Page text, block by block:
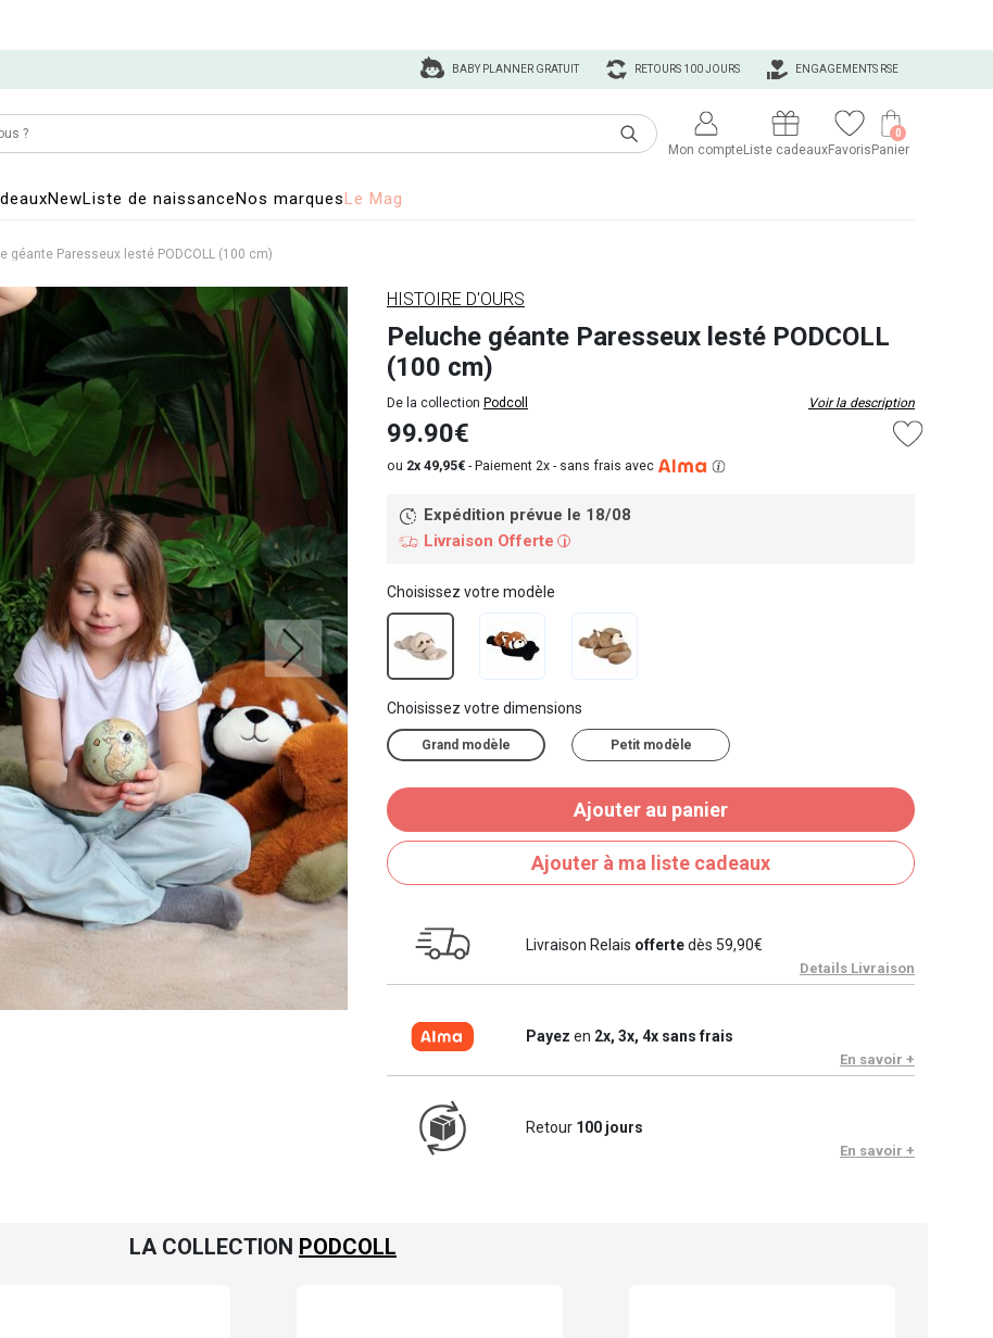
ENGAGEMENTS RSE
RETOURS 100 JOURS
BABY PLANNER GRATUIT
Mon compteListe cadeauxFavoris Panier
0
NewListe de naissanceNos marquesLe Mag
géante Paresseux lesté PODCOLL (100 cm)
HISTOIRE D'OURS
Peluche géante Paresseux lesté PODCOLL
(100 cm)
De la collection Podcoll Voir la description
99.90€
ou 2x 49,95€ - Paiement 2x -sans frais avec
Expédition prévue le 18/08
Livraison Offerte
i
Choisissez votre modèle
Choisissez votre dimensions
Grand modèle Petit modèle
Ajouter au panier
Ajouter à ma liste cadeaux
Livraison Relais offertedès 59,90€
Details Livraison
Payez en 2x, 3x, 4x sans frais
En savoir +
Retour 100 jours
En savoir +
LA COLLECTION PODCOLL